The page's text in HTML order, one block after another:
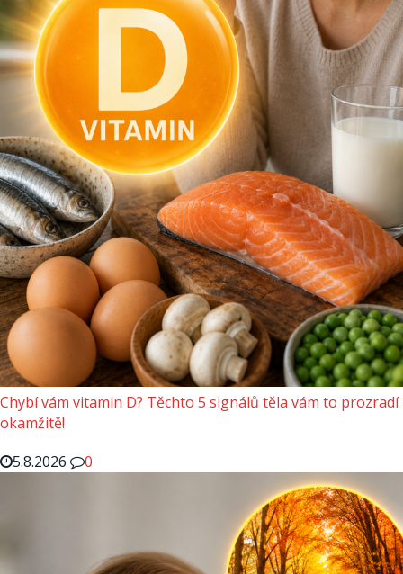
Chybí vám vitamin D? Těchto 5 signálů těla vám to prozradí
okamžitě!
5.8.2026
0